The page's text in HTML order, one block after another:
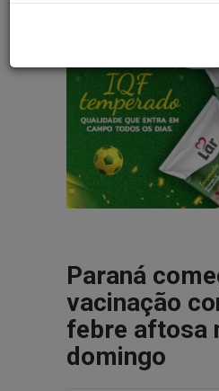
Paraná
vacinação
febre aftosa
domingo